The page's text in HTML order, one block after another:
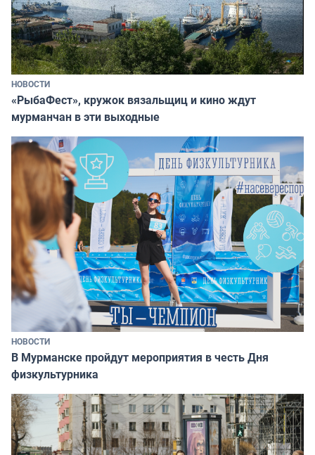
НОВОСТИ
«РыбаФест», кружок вязальщиц и кино ждут
мурманчан в эти выходные
НОВОСТИ
В Мурманске пройдут мероприятия в честь Дня
физкультурника